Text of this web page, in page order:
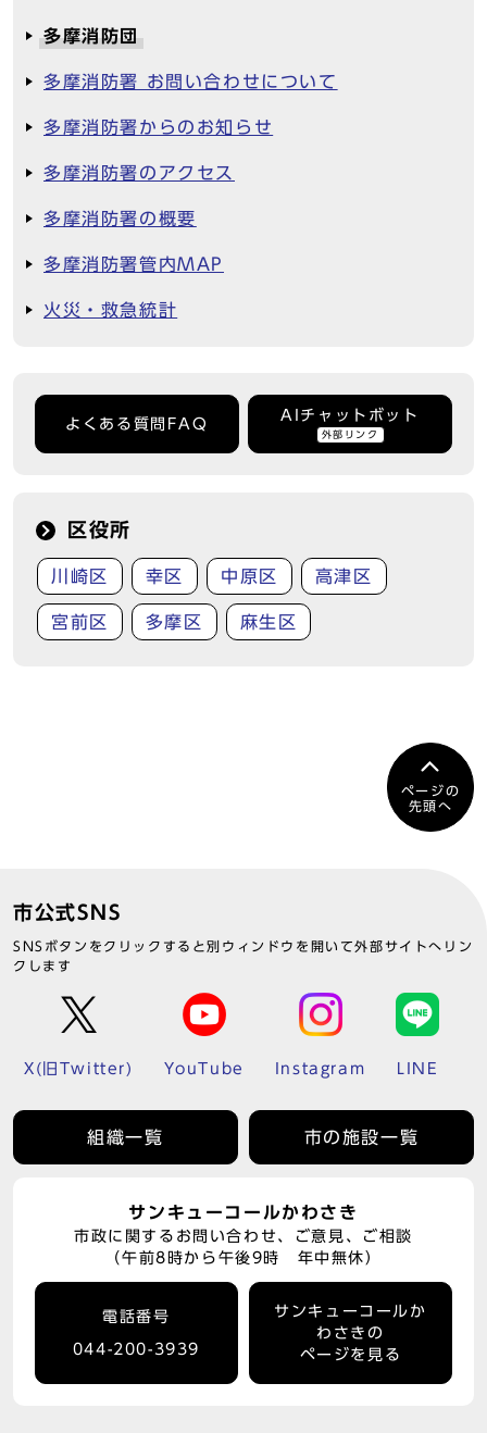
多摩消防団
多摩消防署 お問い合わせについて
多摩消防署からのお知らせ
多摩消防署のアクセス
多摩消防署の概要
多摩消防署管内MAP
火災・救急統計
よくある質問FAQ
AIチャットボット
外部リンク
区役所
川崎区 幸区 中原区 高津区
宮前区 多摩区 麻生区
ページの
先頭へ
市公式SNS
SNSボタンをクリックすると別ウィンドウを開いて外部サイトへリン
クします
X(旧Twitter) YouTube Instagram LINE
組織一覧 市の施設一覧
サンキューコールかわさき
市政に関するお問い合わせ、ご意見、ご相談
（午前8時から午後9時 年中無休）
電話番号
044-200-3939
サンキューコールか
わさきの
ページを見る